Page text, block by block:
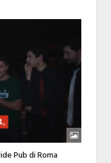
Pub di Roma